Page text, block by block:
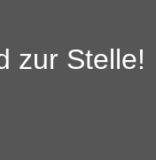
zur Stelle!